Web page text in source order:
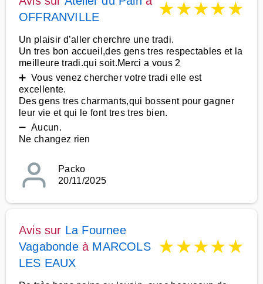
OFFRANVILLE
★★★★★
Un plaisir d’aller cherchre une tradi.
Un tres bon accueil,des gens tres respectables et la
meilleure tradi.qui soit.Merci a vous 2
➕ Vous venez chercher votre tradi elle est
excellente.
Des gens tres charmants,qui bossent pour gagner
leur vie et qui le font tres tres bien.
➖ Aucun.
Ne changez rien
Packo
20/11/2025
Avis sur La Fournee
Vagabondeà MARCOLS
LES EAUX
★★★★★